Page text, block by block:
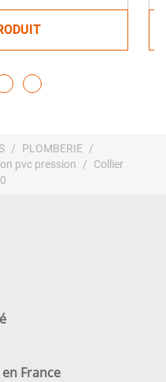
PLOMBERIE
pvc pression
Collier
France